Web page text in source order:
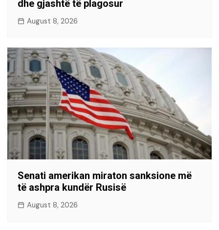
dhe gjashtë të plagosur
August 8, 2026
Senati amerikan miraton sanksione më
të ashpra kundër Rusisë
August 8, 2026